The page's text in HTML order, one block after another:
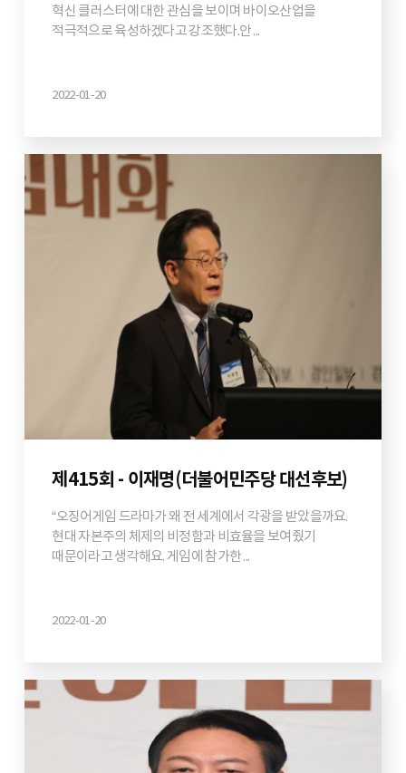
혁신 클러스터에 대한 관심을 보이며 바이오산업을
적극적으로 육성하겠다고 강조했다.안 ...
2022-01-20
제415회 - 이재명(더불어민주당 대선후보)
“오징어게임 드라마가 왜 전 세계에서 각광을 받았을까요.
현대 자본주의 체제의 비정함과 비효율을 보여줬기
때문이라고 생각해요. 게임에 참가한 ...
2022-01-20